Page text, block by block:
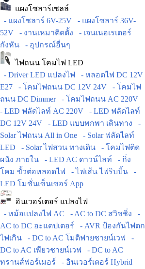
แผงโซลาร์เซลล์
- แผงโซลาร์ 6V-25V
- แผงโซลาร์ 36V-
52V
- งานเหมาติดตั้ง
- เจนเนอเรเตอร์
กังหัน
- อุปกรณ์อื่นๆ
ไฟถนน โคมไฟ LED
- Driver LED แปลงไฟ
- หลอดไฟ DC 12V
E27
- โคมไฟถนน DC 12V 24V
- โคมไฟ
ถนน DC Dimmer
- โคมไฟถนน AC 220V
- LED ฟลัดไลท์ AC 220V
- LED ฟลัดไลท์
DC 12V 24V
- LED แบบพกพา เดินทาง
-
Solar ไฟถนน All in One
- Solar ฟลัดไลท์
LED
- Solar ไฟสวน ทางเดิน
- โคมไฟติด
ผนัง ภายใน
- LED AC ดาวน์ไลท์
- กิ่ง
โคม ขั้วต่อหลอดไฟ
- ไฟเส้น ไฟริบบิ้น
-
LED โมชั่นเซ็นเซอร์ App
อินเวอร์เตอร์ แปลงไฟ
- หม้อแปลงไฟ AC
- AC to DC สวิชชิ่ง
-
AC to DC อะแดปเตอร์
- AVR ป้องกันไฟตก
ไฟเกิน
- DC to AC โมดิฟายชายน์เวฟ
-
DC to AC เพียวชายน์เวฟ
- DC to AC
ทรานส์ฟอร์เมอร์
- อินเวอร์เตอร์ Hybrid